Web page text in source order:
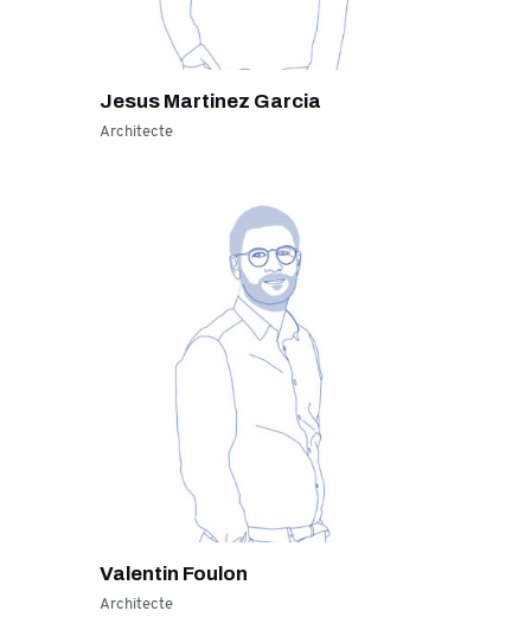
Jesus Martinez Garcia
Architecte
Valentin Foulon
Architecte